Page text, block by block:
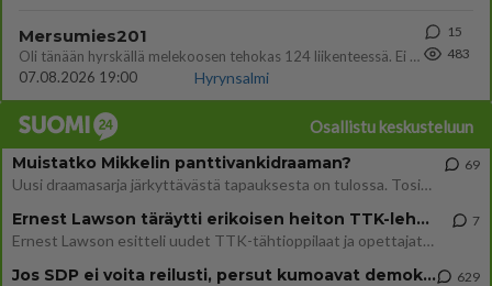
Mersumies201
Oli tänään hyrskällä melekoosen tehokas 124 liikenteessä. Ei paljon vastamäki haitannu....
07.08.2026 19:00
Hyrynsalmi
15
483
Osallistu keskusteluun
Muistatko Mikkelin panttivankidraaman?
Uusi draamasarja järkyttävästä tapauksesta on tulossa. Tositapahtumiin perustuva sarja ammentaa vuoden 1986 Mikkelin pan
69
Ernest Lawson täräytti erikoisen heiton TTK-lehdistötilaisuudessa: " Onko tässä tarkoituksena...?"
Ernest Lawson esitteli uudet TTK-tähtioppilaat ja opettajat torstaina 6.8. lehdistölle. Tulevalla kaudella on yksi hausk
7
Jos SDP ei voita reilusti, persut kumoavat demokratian Suomesta 629